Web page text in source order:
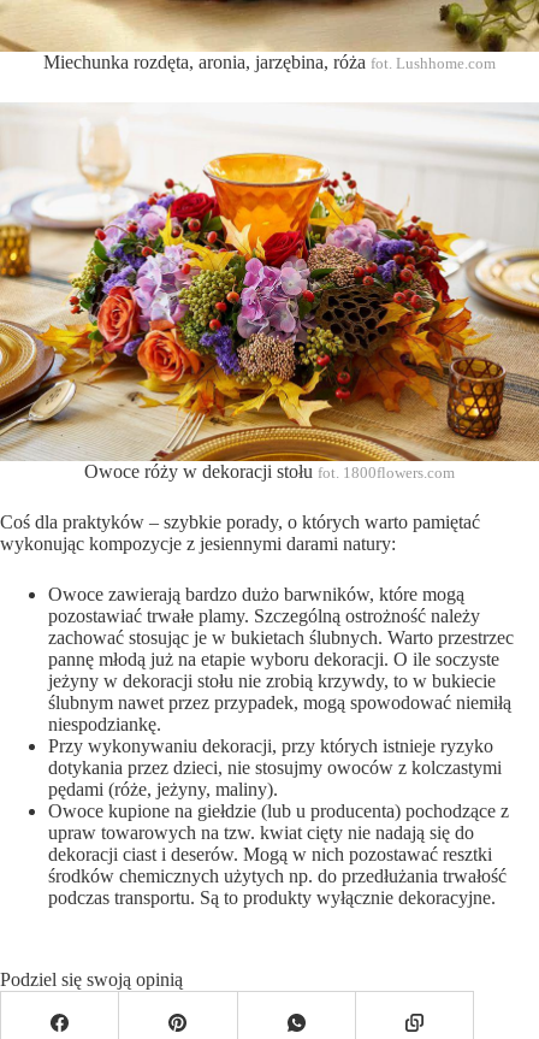
Miechunka rozdęta, aronia, jarzębina, róża fot. Lushhome.com
Owoce róży w dekoracji stołu fot. 1800flowers.com
Coś dla praktyków – szybkie porady, o których warto pamiętać
wykonując kompozycje z jesiennymi darami natury:
Owoce zawierają bardzo dużo barwników, które mogą
pozostawiać trwałe plamy. Szczególną ostrożność należy
zachować stosując je w bukietach ślubnych. Warto przestrzec
pannę młodą już na etapie wyboru dekoracji. O ile soczyste
jeżyny w dekoracji stołu nie zrobią krzywdy, to w bukiecie
ślubnym nawet przez przypadek, mogą spowodować niemiłą
niespodziankę.
Przy wykonywaniu dekoracji, przy których istnieje ryzyko
dotykania przez dzieci, nie stosujmy owoców z kolczastymi
pędami (róże, jeżyny, maliny).
Owoce kupione na giełdzie (lub u producenta) pochodzące z
upraw towarowych na tzw. kwiat cięty nie nadają się do
dekoracji ciast i deserów. Mogą w nich pozostawać resztki
środków chemicznych użytych np. do przedłużania trwałość
podczas transportu. Są to produkty wyłącznie dekoracyjne.
Podziel się swoją opinią